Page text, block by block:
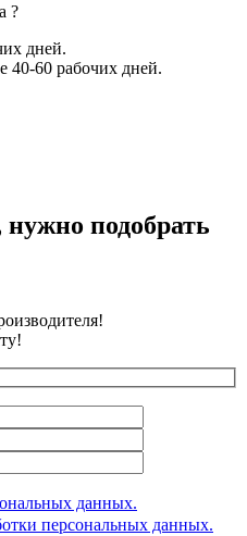
?
дней.
40-60 рабочих дней.
подобрать
данных.
персональных данных.